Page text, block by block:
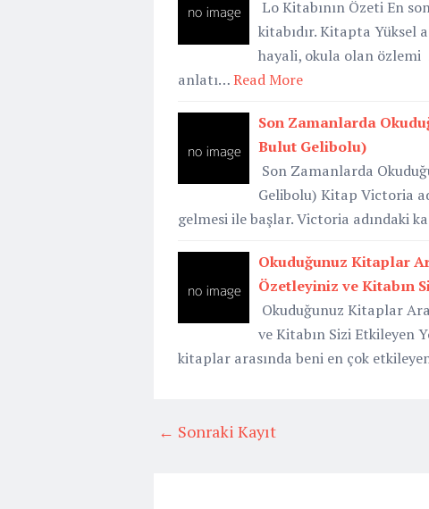
Lo Kitabının Özeti En
kitabıdır. Kitapta Yüksel
hayali, okula olan özlemi
anlatı…Read More
Son Zamanlarda
Bulut Gelibolu)
Son Zamanlarda
Gelibolu) Kitap Victoria
gelmesi ile başlar. Victoria adındaki
Okuduğunuz Kitaplar
Özetleyiniz ve Kitabın
Okuduğunuz Kitaplar
ve Kitabın Sizi Etkileyen
kitaplar arasında beni en çok
← Sonraki Kayıt